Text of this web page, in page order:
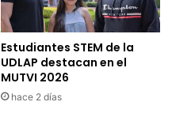
Estudiantes STEM de la
UDLAP destacan en el
MUTVI 2026
hace 2 días